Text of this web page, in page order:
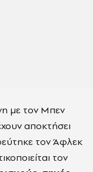
με τον Μπεν
αποκτήσει
τον Άφλεκ
τον